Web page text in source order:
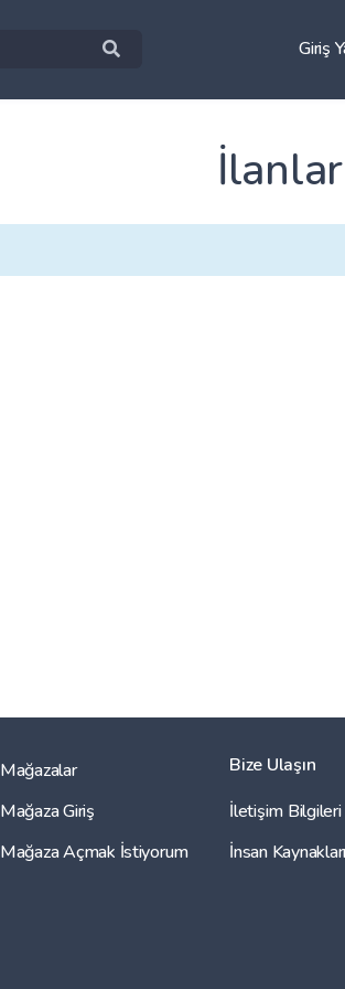
Giriş
İlanlar
Mağazalar
Mağaza Giriş
Mağaza Açmak İstiyorum
Bize Ulaşın
İletişim Bilgileri
İnsan